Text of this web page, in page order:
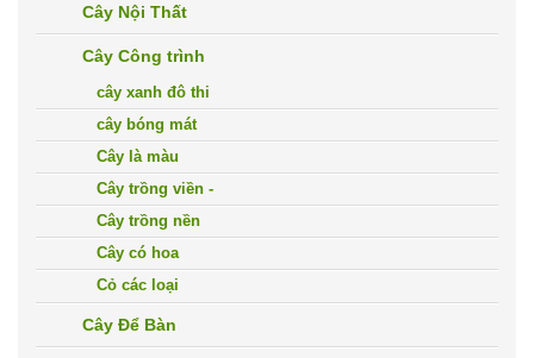
Cây Nội Thất
Cây Công trình
cây xanh đô thi
cây bóng mát
Cây là màu
Cây trồng viền -
Cây trồng nền
Cây có hoa
Cỏ các loại
Cây Để Bàn